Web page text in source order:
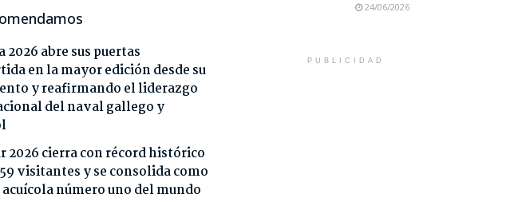
2026 abre sus puertas
en la mayor edición desde su
y reafirmando el liderazgo
del naval gallego y
2026 cierra con récord histórico
visitantes y se consolida como
número uno del mundo
24/06/2026
PUBLICIDAD